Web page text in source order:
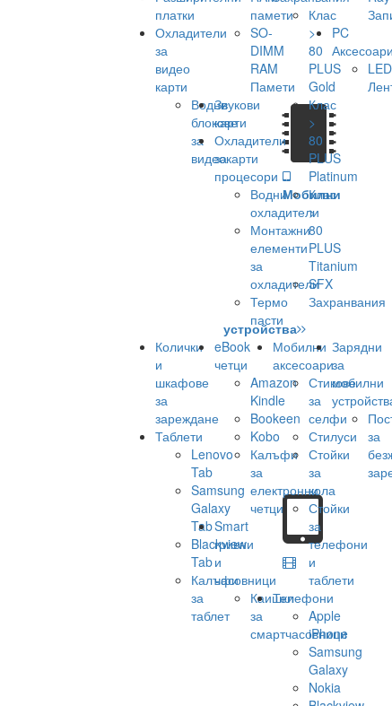
платки
Охладители
за
видео
карти
Водни
блокове
за
видеокарти
памети
SO-
DIMM
RAM
Памети
Звукови
карти
Охладители
за
процесори
Водни
охладители
Монтажни
елементи
за
охладители
Термо
пасти
Клас
>
80
PLUS
Gold
Клас
>
80
PLUS
Platinum
Клас
>
80
PLUS
Titanium
SFX
Захранвания
PC
Аксесоари
LED
Мобилни
устройства
Колички
и
шкафове
за
зареждане
Таблети
Lenovo
Tab
Samsung
Galaxy
Tab
Blackview
Tab
Калъфи
за
таблет
eBook
четци
Amazon
Kindle
Bookeen
Kobo
Калъфи
за
електронни
четци
Smart
гривни
и
часовници
Каишки
за
смартчасовници
Мобилни
аксесоари
Стикове
за
селфи
Стилуси
Стойки
за
кола
Стойки
за
телефони
и
таблети
Телефони
Apple
iPhone
Samsung
Galaxy
Nokia
Зарядни
за
мобилни
за